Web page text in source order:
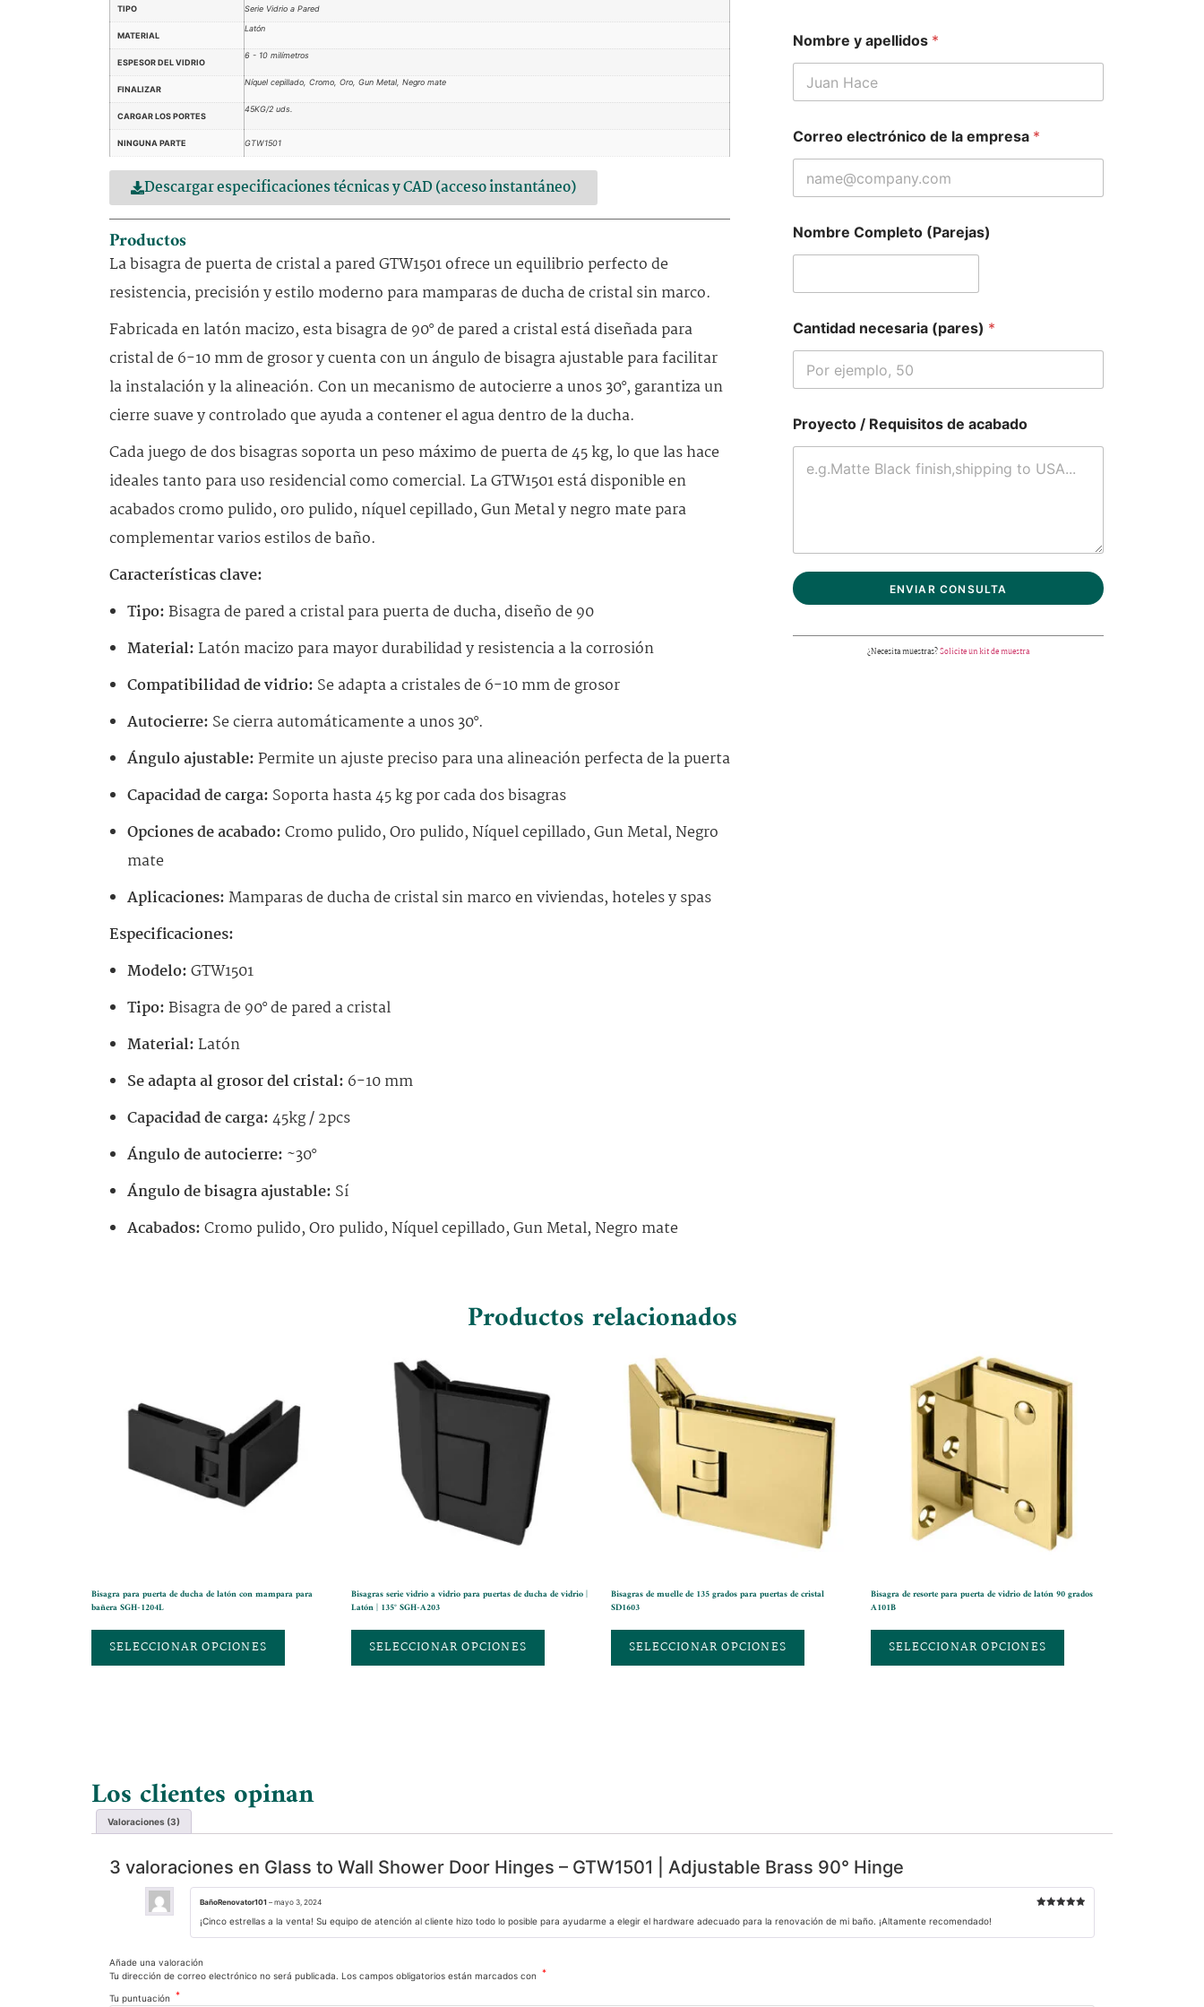
TIPO Serie Vidrio a Pared
MATERIAL
Latón
ESPESOR DEL VIDRIO
6 - 10 milímetros
FINALIZAR
Níquel cepillado, Cromo, Oro, Gun Metal, Negro mate
CARGAR LOS PORTES
45KG/2 uds.
NINGUNA PARTE GTW1501
Descargar especificaciones técnicas y CAD (acceso instantáneo)
Productos
La bisagra de puerta de cristal a pared GTW1501 ofrece un equilibrio perfecto de
resistencia, precisión y estilo moderno para mamparas de ducha de cristal sin marco.
Fabricada en latón macizo, esta bisagra de 90° de pared a cristal está diseñada para
cristal de 6-10 mm de grosor y cuenta con un ángulo de bisagra ajustable para facilitar
la instalación y la alineación. Con un mecanismo de autocierre a unos 30°, garantiza un
cierre suave y controlado que ayuda a contener el agua dentro de la ducha.
Cada juego de dos bisagras soporta un peso máximo de puerta de 45 kg, lo que las hace
ideales tanto para uso residencial como comercial. La GTW1501 está disponible en
acabados cromo pulido, oro pulido, níquel cepillado, Gun Metal y negro mate para
complementar varios estilos de baño.
Características clave:
Tipo:Bisagra de pared a cristal para puerta de ducha, diseño de 90
Material:Latón macizo para mayor durabilidad y resistencia a la corrosión
Compatibilidad de vidrio: Se adapta a cristales de 6-10 mm de grosor
Autocierre: Se cierra automáticamente a unos 30°.
Ángulo ajustable:Permite un ajuste preciso para una alineación perfecta de la puerta
Capacidad de carga: Soporta hasta 45 kg por cada dos bisagras
Opciones de acabado:Cromo pulido, Oro pulido, Níquel cepillado, Gun Metal, Negro
mate
Aplicaciones:Mamparas de ducha de cristal sin marco en viviendas, hoteles y spas
Especificaciones:
Modelo:GTW1501
Tipo:Bisagra de 90° de pared a cristal
Material:Latón
Se adapta al grosor del cristal: 6-10 mm
Capacidad de carga:45kg / 2pcs
Ángulo de autocierre: ~30°
Ángulo de bisagra ajustable: Sí
Acabados:Cromo pulido, Oro pulido, Níquel cepillado, Gun Metal, Negro mate
Nombre y apellidos *
Correo electrónico de la empresa *
Nombre Completo (Parejas)
Cantidad necesaria (pares) *
Proyecto / Requisitos de acabado
ENVIAR CONSULTA
¿Necesita muestras?Solicite un kit de muestra
Productos relacionados
Bisagra para puerta de ducha de latón con mampara para
bañera SGH-1204L
SELECCIONAR OPCIONES
Bisagras serie vidrio a vidrio para puertas de ducha de vidrio |
Latón | 135° SGH-A203
SELECCIONAR OPCIONES
Bisagras de muelle de 135 grados para puertas de cristal
SD1603
SELECCIONAR OPCIONES
Bisagra de resorte para puerta de vidrio de latón 90 grados
A101B
SELECCIONAR OPCIONES
Los clientes opinan
Valoraciones (3)
3 valoraciones en Glass to Wall Shower Door Hinges – GTW1501 | Adjustable Brass 90° Hinge
BañoRenovator101 – mayo 3, 2024
¡Cinco estrellas a la venta! Su equipo de atención al cliente hizo todo lo posible para ayudarme a elegir el hardware adecuado para la renovación de mi baño. ¡Altamente recomendado!
Añade una valoración
Tu dirección de correo electrónico no será publicada. Los campos obligatorios están marcados con *
Tu puntuación *